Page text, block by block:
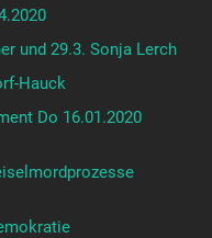
und 29.3. Sonja Lerch
Hauck
Do 16.01.2020